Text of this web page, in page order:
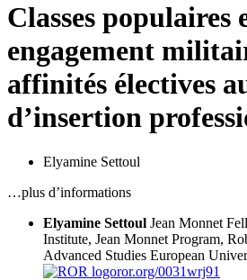
Classes populaires
engagement
affinités électives
d’insertion
Elyamine Settoul
…plus d’informations
Elyamine Settoul Jean Monnet
Institute, Jean Monnet Program,
Advanced Studies European
ror.org/0031wrj91